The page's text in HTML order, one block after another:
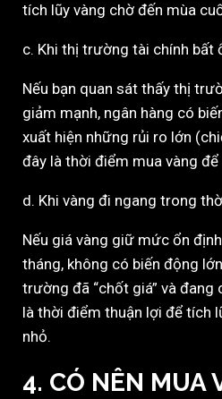
tích lũy vàng chờ đến mùa
c. Khi thị trường tài chính bất
Nếu bạn quan sát thấy thị
giảm mạnh, ngân hàng có
xuất hiện những rủi ro lớn
đây là thời điểm mua vàng
d. Khi vàng đi ngang trong
Nếu giá vàng giữ mức ổn
tháng, không có biến động
trường đã “chốt giá” và
là thời điểm thuận lợi để tích
nhỏ.
4. CÓ NÊN MUA